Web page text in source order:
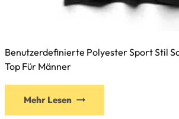
Benutzerdefinierte Polyester Sport Stil
Top Für Männer
Mehr Lesen